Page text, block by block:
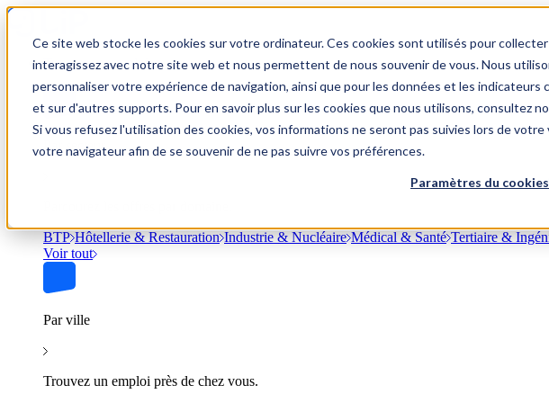
Ce site web stocke les cookies sur votre ordinateur. Ces cookies sont utilisés pour
interagissez avec notre site web et nous permettent de nous souvenir de vous. Nous
personnaliser votre expérience de navigation, ainsi que pour les données et les
et sur d'autres supports. Pour en savoir plus sur les cookies que nous utilisons, consultez
Si vous refusez l'utilisation des cookies, vos informations ne seront pas suivies lors de
votre navigateur afin de se souvenir de ne pas suivre vos préférences.
Paramètres du cookies
Trouver un emploi
Par secteur
BTP Hôtellerie & Restauration Industrie & Nucléaire Médical & Santé Tertiaire &
Voir tout
Par ville
Trouvez un emploi près de chez vous.